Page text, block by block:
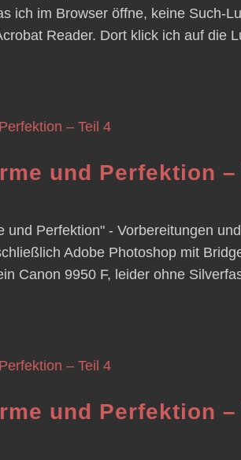
ich im Browser öffne, keine Such-
Reader. Dort klick ich auf die
und Perfektion –
und Perfektion" - Vorbereitungen
Adobe Photoshop mit
Canon 9950 F, leider ohne
und Perfektion –